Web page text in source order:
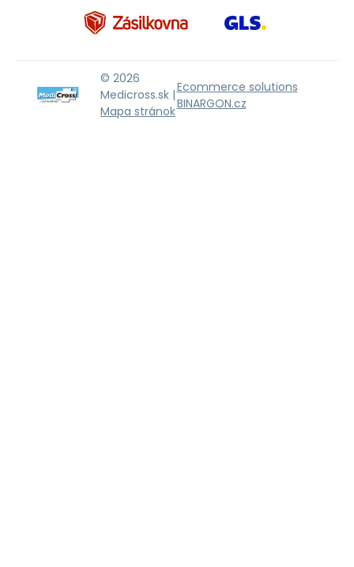
© 2026
Medicross.sk |
Mapa stránok
Ecommerce solutions
BINARGON.cz